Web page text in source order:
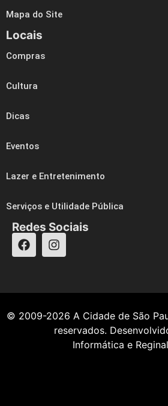
Mapa do Site
Locais
Compras
Cultura
Dicas
Eventos
Lazer e Entretenimento
Serviços e Utilidade Pública
Redes Sociais
© 2009-2026 A Cidade de São
reservados.
Informática e